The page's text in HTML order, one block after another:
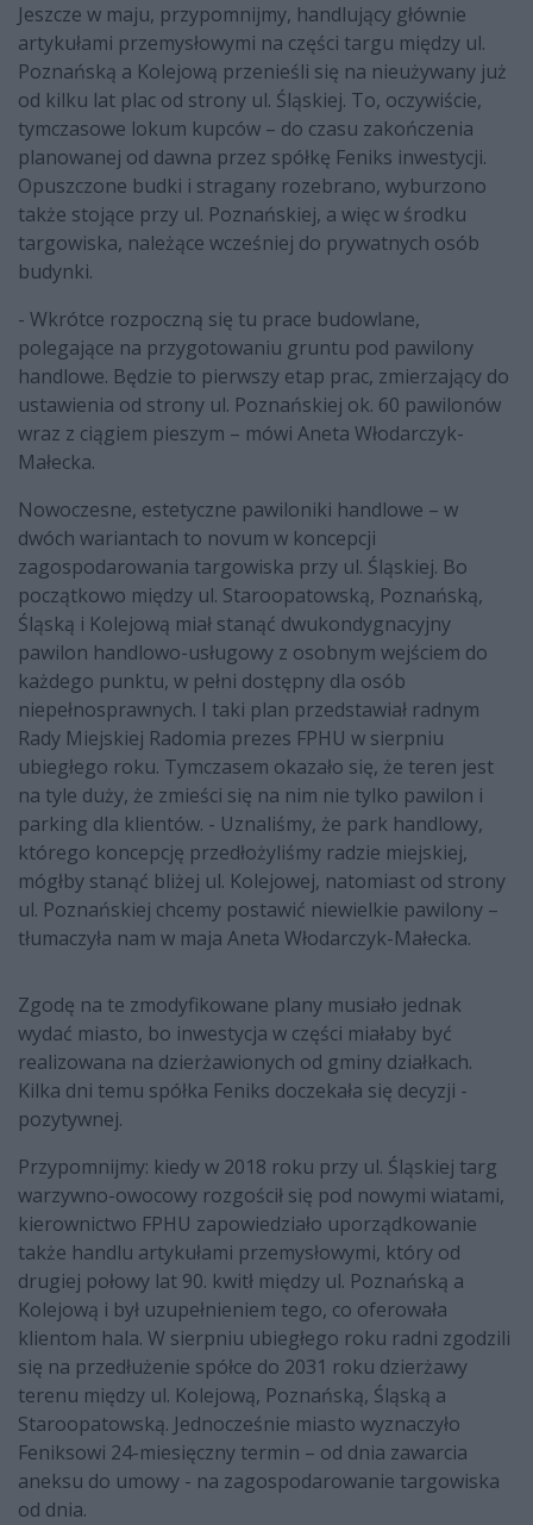
Jeszcze w maju, przypomnijmy, handlujący głównie
artykułami przemysłowymi na części targu między ul.
Poznańską a Kolejową przenieśli się na nieużywany już
od kilku lat plac od strony ul. Śląskiej. To, oczywiście,
tymczasowe lokum kupców – do czasu zakończenia
planowanej od dawna przez spółkę Feniks inwestycji.
Opuszczone budki i stragany rozebrano, wyburzono
także stojące przy ul. Poznańskiej, a więc w środku
targowiska, należące wcześniej do prywatnych osób
budynki.
- Wkrótce rozpoczną się tu prace budowlane,
polegające na przygotowaniu gruntu pod pawilony
handlowe. Będzie to pierwszy etap prac, zmierzający do
ustawienia od strony ul. Poznańskiej ok. 60 pawilonów
wraz z ciągiem pieszym – mówi Aneta Włodarczyk-
Małecka.
Nowoczesne, estetyczne pawiloniki handlowe – w
dwóch wariantach to novum w koncepcji
zagospodarowania targowiska przy ul. Śląskiej. Bo
początkowo między ul. Staroopatowską, Poznańską,
Śląską i Kolejową miał stanąć dwukondygnacyjny
pawilon handlowo-usługowy z osobnym wejściem do
każdego punktu, w pełni dostępny dla osób
niepełnosprawnych. I taki plan przedstawiał radnym
Rady Miejskiej Radomia prezes FPHU w sierpniu
ubiegłego roku. Tymczasem okazało się, że teren jest
na tyle duży, że zmieści się na nim nie tylko pawilon i
parking dla klientów. - Uznaliśmy, że park handlowy,
którego koncepcję przedłożyliśmy radzie miejskiej,
mógłby stanąć bliżej ul. Kolejowej, natomiast od strony
ul. Poznańskiej chcemy postawić niewielkie pawilony –
tłumaczyła nam w maja Aneta Włodarczyk-Małecka.
Zgodę na te zmodyfikowane plany musiało jednak
wydać miasto, bo inwestycja w części miałaby być
realizowana na dzierżawionych od gminy działkach.
Kilka dni temu spółka Feniks doczekała się decyzji -
pozytywnej.
Przypomnijmy: kiedy w 2018 roku przy ul. Śląskiej targ
warzywno-owocowy rozgościł się pod nowymi wiatami,
kierownictwo FPHU zapowiedziało uporządkowanie
także handlu artykułami przemysłowymi, który od
drugiej połowy lat 90. kwitł między ul. Poznańską a
Kolejową i był uzupełnieniem tego, co oferowała
klientom hala. W sierpniu ubiegłego roku radni zgodzili
się na przedłużenie spółce do 2031 roku dzierżawy
terenu między ul. Kolejową, Poznańską, Śląską a
Staroopatowską. Jednocześnie miasto wyznaczyło
Feniksowi 24-miesięczny termin – od dnia zawarcia
aneksu do umowy - na zagospodarowanie targowiska
od dnia.